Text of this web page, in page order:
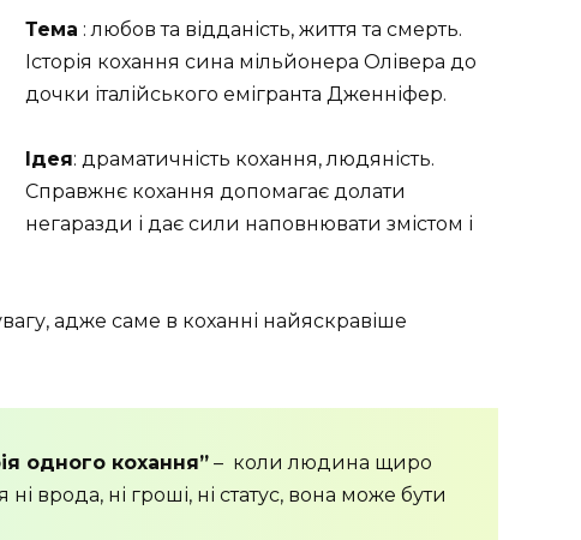
Тема : любов та відданість, життя та смерть.
Історія кохання сина мільйонера Олівера до
дочки італійського емігранта Дженніфер.
Ідея: драматичність кохання, людяність.
Справжнє кохання допомагає долати
негаразди і дає сили наповнювати змістом і
адже саме в коханні найяскравіше
одного кохання” – коли людина щиро
врода, ні гроші, ні статус, вона може бути